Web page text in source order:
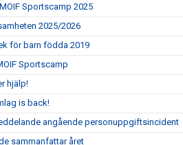
Sportscamp 2025
2025/2026
för barn födda 2019
Sportscamp
hjälp!
is back!
angående personuppgiftsincident
sammanfattar året